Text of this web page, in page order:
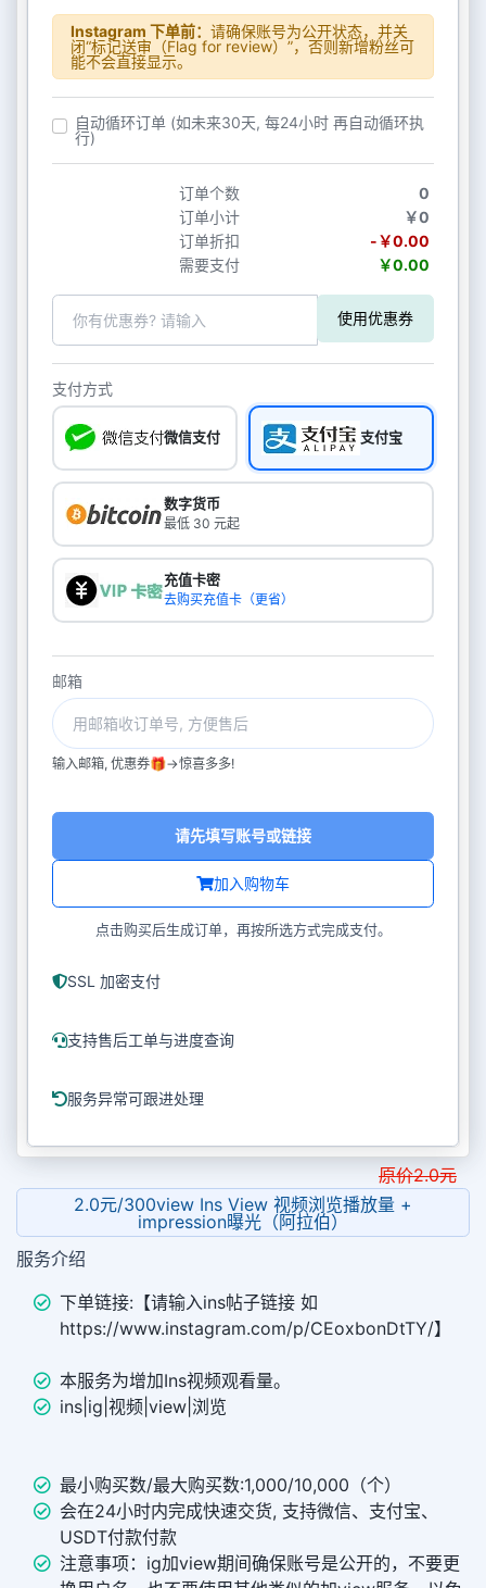
Instagram 下单前： 请确保账号为公开状态，并关
闭“标记送审（Flag for review）”，否则新增粉丝可
能不会直接显示。
自动循环订单 (如未来30天, 每24小时 再自动循环执
行)
订单个数
0
订单小计
￥0
订单折扣
-￥0.00
需要支付
￥0.00
使用优惠券
支付方式
微信支付 支付宝
数字货币
最低 30 元起
充值卡密
去购买充值卡（更省）
邮箱
输入邮箱, 优惠券🎁->惊喜多多!
加入购物车
请先填写账号或链接
点击购买后生成订单，再按所选方式完成支付。
SSL 加密支付
支持售后工单与进度查询
服务异常可跟进处理
原价2.0元
2.0元/300view Ins View 视频浏览播放量 +
impression曝光（阿拉伯）
服务介绍
下单链接:【请输入ins帖子链接 如
https://www.instagram.com/p/CEoxbonDtTY/】
本服务为增加Ins视频观看量。
ins|ig|视频|view|浏览
最小购买数/最大购买数:1,000/10,000（个）
会在24小时内完成快速交货, 支持微信、支付宝、
USDT付款付款
注意事项：ig加view期间确保账号是公开的，不要更